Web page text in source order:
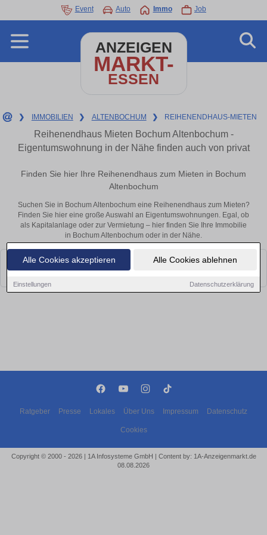
Alle Cookies akzeptieren Alle Cookies ablehnen
Einstellungen Datenschutzerklärung
Event Auto Immo Job
ANZEIGEN
MARKT-
ESSEN
❯ IMMOBILIEN ❯ ALTENBOCHUM ❯ REIHENENDHAUS-MIETEN
Reihenendhaus Mieten Bochum Altenbochum -
Eigentumswohnung in der Nähe finden auch von privat
Finden Sie hier Ihre Reihenendhaus zum Mieten in Bochum
Altenbochum
Suchen Sie in Bochum Altenbochum eine Reihenendhaus zum Mieten?
Finden Sie hier eine große Auswahl an Eigentumswohnungen. Egal, ob
als Kapitalanlage oder zur Vermietung – hier finden Sie Ihre Immobilie
in Bochum Altenbochum oder in der Nähe.
Leider konnten wir derzeit keine passenden Objekte finden. Schauen Sie
bald wieder vorbei!
Ratgeber Presse Lokales Über Uns Impressum Datenschutz
Cookies
Copyright © 2000 - 2026 | 1A Infosysteme GmbH | Content by: 1A-Anzeigenmarkt.de
08.08.2026